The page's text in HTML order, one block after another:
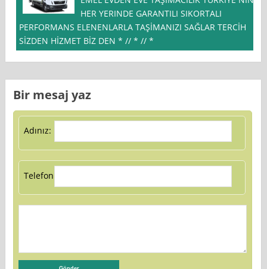
HER YERINDE GARANTILI SIKORTALI
PERFORMANS ELENENLARLA TAŞİMANIZI SAĞLAR TERCİH
SİZDEN HİZMET BİZ DEN * // * // *
Bir mesaj yaz
Adınız:
Telefon: